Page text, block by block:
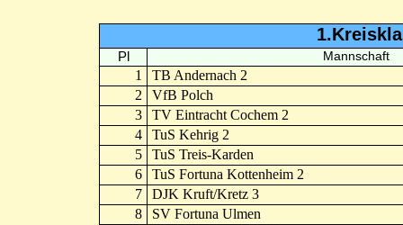
Pl Mannschaft
1
TB Andernach 2
2
VfB Polch
3
TV Eintracht Cochem 2
4
TuS Kehrig 2
5
TuS Treis-Karden
6
TuS Fortuna Kottenheim 2
7
DJK Kruft/Kretz 3
8
SV Fortuna Ulmen